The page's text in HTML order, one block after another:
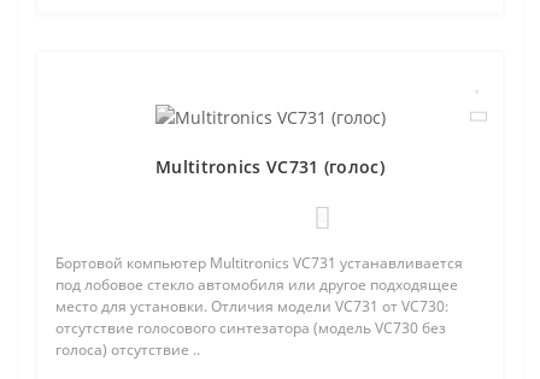
Multitronics VC731 (голос)
Бортовой компьютер Multitronics VC731 устанавливается
под лобовое стекло автомобиля или другое подходящее
место для установки. Отличия модели VC731 от VC730:
отсутствие голосового синтезатора (модель VC730 без
голоса) отсутствие ..